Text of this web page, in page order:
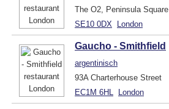
The O2, Peninsula Square
SE10 0DX
London
Gaucho - Smithfield
argentinisch
93A Charterhouse Street
EC1M 6HL
London